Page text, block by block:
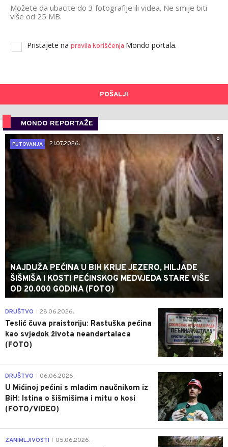
Možete da ubacite do 3 fotografije ili videa. Ne smije biti
više od 25 MB.
Pristajete na pravila korišćenja Mondo portala.
POŠALJI
MONDO REPORTAŽE
0
PUTOVANJA
21.07.2026.
NAJDUŽA PEĆINA U BIH KRIJE JEZERO, HILJADE
ŠIŠMIŠA I KOSTI PEĆINSKOG MEDVJEDA STARE VIŠE
OD 20.000 GODINA (FOTO)
0
DRUŠTVO 28.06.2026.
Teslić čuva praistoriju: Rastuška pećina
kao svjedok života neandertalaca
(FOTO)
0
DRUŠTVO 06.06.2026.
U Mićinoj pećini s mladim naučnikom iz
BiH: Istina o šišmišima i mitu o kosi
(FOTO/VIDEO)
0
ZANIMLJIVOSTI 05.06.2026.